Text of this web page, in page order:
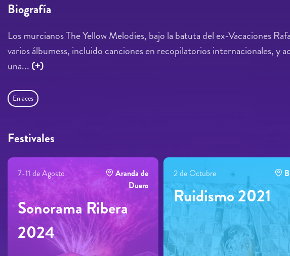
Biografía
Los murcianos The Yellow Melodies, bajo la batuta del ex-Vacaciones
varios álbumess, incluido canciones en recopilatorios internacionales,
una... (+)
Enlaces
Festivales
7-11 de Agosto
Aranda de
Duero
Sonorama Ribera
2024
2 de Octubre
Ruidismo 2021